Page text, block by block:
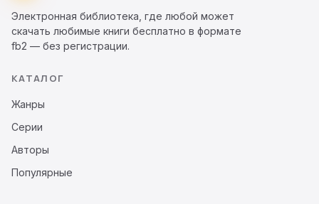
Электронная библиотека, где любой может
скачать любимые книги бесплатно в формате
fb2 — без регистрации.
КАТАЛОГ
Жанры
Серии
Авторы
Популярные